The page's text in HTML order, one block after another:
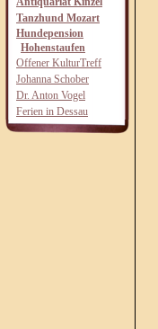
Tanzhund Mozart
Hundepension
Hohenstaufen
Offener KulturTreff
Johanna Schober
Dr. Anton Vogel
Ferien in Dessau